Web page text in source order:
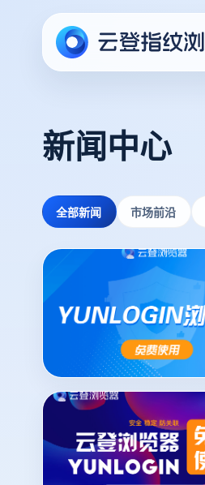
新闻中心
全部新闻 市场前沿